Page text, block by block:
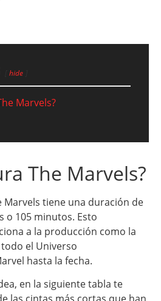
hide
Marvels?
The Marvels?
Marvels tiene una duración de
o 105 minutos. Esto
a la producción como la
el Universo
hasta la fecha.
en la siguiente tabla te